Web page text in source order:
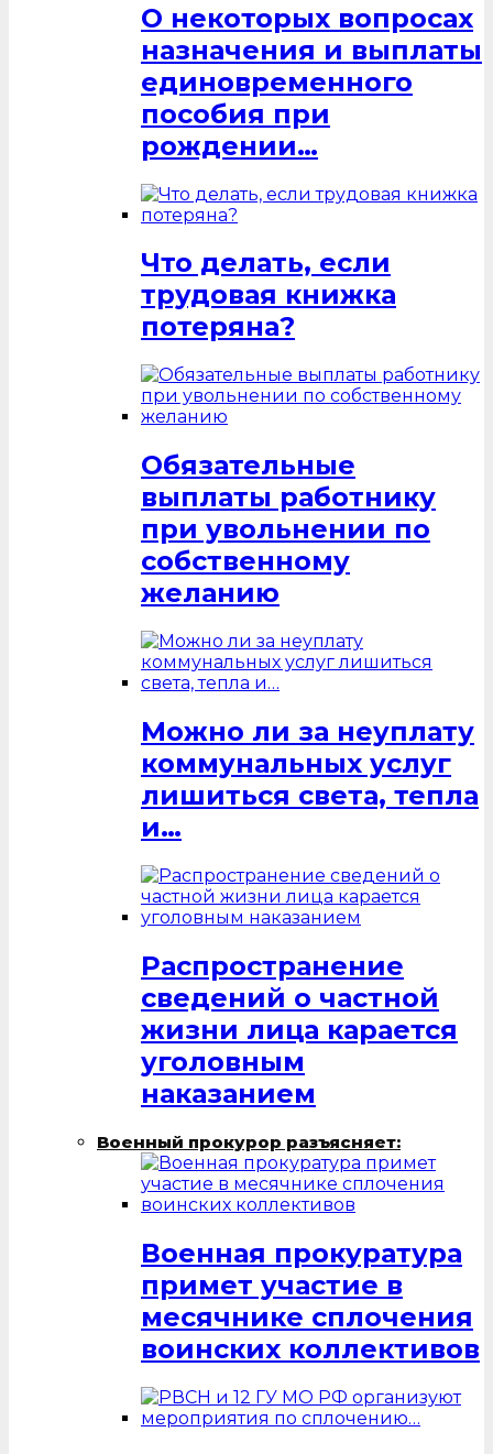
О некоторых вопросах
назначения и выплаты
единовременного
пособия при
рождении…
Что делать, если
трудовая книжка
потеряна?
Обязательные
выплаты работнику
при увольнении по
собственному
желанию
Можно ли за неуплату
коммунальных услуг
лишиться света, тепла
и…
Распространение
сведений о частной
жизни лица карается
уголовным
наказанием
Военный прокурор разъясняет:
Военная прокуратура
примет участие в
месячнике сплочения
воинских коллективов